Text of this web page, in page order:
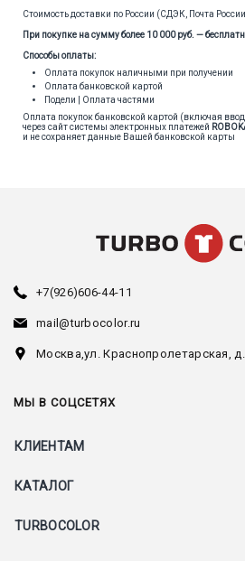
Стоимость доставки по России (СДЭК, Почта
При покупке на сумму более 10 000 руб. —
Способы оплаты:
Оплата покупок наличными при получении
Оплата банковской картой
Подели | Оплата частями
Оплата покупок банковской картой (включая
через сайт системы электронных платежей
и не сохраняет данные Вашей банковской карты
+7(926)606-44-11
mail@turbocolor.ru
Москва,ул. Краснопролетарская,
МЫ В СОЦСЕТЯХ
КЛИЕНТАМ
КАТАЛОГ
TURBOCOLOR